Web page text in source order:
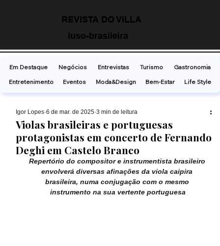
REVISTA DO VILLA
luso-brasileira
Violas brasileiras e portuguesas
protagonistas em concerto de Fernando
Deghi em Castelo Branco
Ígor Lopes 6 de mar. de 2025 3 min de leitura
Repertório do compositor e instrumentista brasileiro
envolverá diversas afinações da viola caipira
brasileira, numa conjugação com o mesmo
instrumento na sua vertente portuguesa
Em Destaque Negócios Entrevistas Turismo
Gastronomia
Entretenimento
Eventos Moda&Design Bem-Estar Life Style